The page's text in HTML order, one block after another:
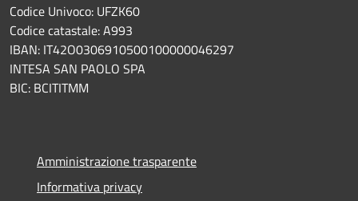
Codice Univoco: UFZK60
Codice catastale: A993
IBAN: IT42O0306910500100000046297
INTESA SAN PAOLO SPA
BIC: BCITITMM
Amministrazione trasparente
Informativa privacy